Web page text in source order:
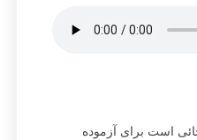
است برای آزموده